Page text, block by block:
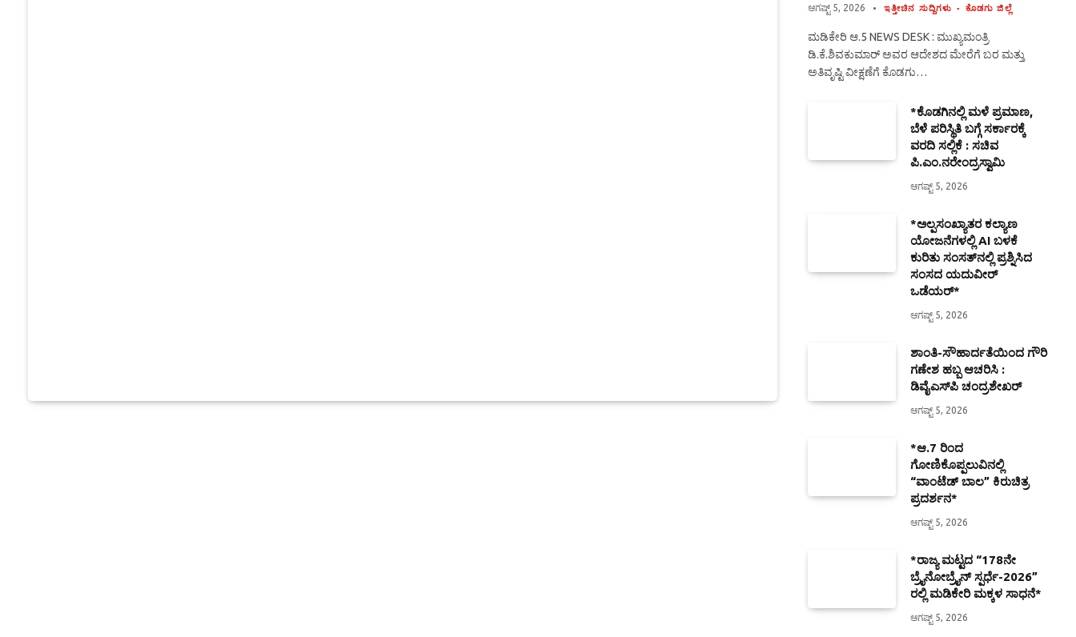
ಆಗಷ್ಟ್ 5, 2026 ಇತ್ತೀಚಿನ ಸುದ್ದಿಗಳು ಕೊಡಗು ಜಿಲ್ಲೆ
ಮಡಿಕೇರಿ ಆ.5 NEWS DESK : ಮುಖ್ಯಮಂತ್ರಿ
ಡಿ.ಕೆ.ಶಿವಕುಮಾರ್ ಅವರ ಆದೇಶದ ಮೇರೆಗೆ ಬರ ಮತ್ತು
ಅತಿವೃಷ್ಟಿ ವೀಕ್ಷಣೆಗೆ ಕೊಡಗು…
*ಕೊಡಗಿನಲ್ಲಿ ಮಳೆ ಪ್ರಮಾಣ,
ಬೆಳೆ ಪರಿಸ್ಥಿತಿ ಬಗ್ಗೆ ಸರ್ಕಾರಕ್ಕೆ
ವರದಿ ಸಲ್ಲಿಕೆ : ಸಚಿವ
ಪಿ.ಎಂ.ನರೇಂದ್ರಸ್ವಾಮಿ
ಆಗಷ್ಟ್ 5, 2026
*ಅಲ್ಪಸಂಖ್ಯಾತರ ಕಲ್ಯಾಣ
ಯೋಜನೆಗಳಲ್ಲಿ AI ಬಳಕೆ
ಕುರಿತು ಸಂಸತ್‌ನಲ್ಲಿ ಪ್ರಶ್ನಿಸಿದ
ಸಂಸದ ಯದುವೀರ್
ಒಡೆಯರ್*
ಆಗಷ್ಟ್ 5, 2026
ಶಾಂತಿ-ಸೌಹಾರ್ದತೆಯಿಂದ ಗೌರಿ
ಗಣೇಶ ಹಬ್ಬ ಆಚರಿಸಿ :
ಡಿವೈಎಸ್‍ಪಿ ಚಂದ್ರಶೇಖರ್
ಆಗಷ್ಟ್ 5, 2026
*ಆ.7 ರಿಂದ
ಗೋಣಿಕೊಪ್ಪಲುವಿನಲ್ಲಿ
“ವಾಂಟೆಡ್ ಬಾಲ” ಕಿರುಚಿತ್ರ
ಪ್ರದರ್ಶನ*
ಆಗಷ್ಟ್ 5, 2026
*ರಾಜ್ಯ ಮಟ್ಟದ “178ನೇ
ಬ್ರೈನೋಬ್ರೈನ್ ಸ್ಪರ್ಧೆ-2026”
ರಲ್ಲಿ ಮಡಿಕೇರಿ ಮಕ್ಕಳ ಸಾಧನೆ*
ಆಗಷ್ಟ್ 5, 2026